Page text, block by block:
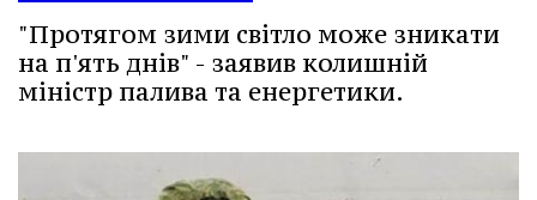
"Протягом зими світло може зникати
на п'ять днів" - заявив колишній
міністр палива та енергетики.